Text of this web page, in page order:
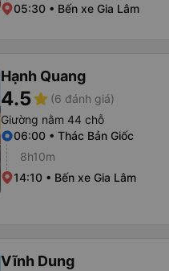
05:30 • Bến xe Gia Lâm
Hạnh Quang
4.5star (6 đánh giá)
Giường nằm 44 chỗ
06:00 • Thác Bản Giốc
8h10m
14:10 • Bến xe Gia Lâm
Vĩnh Dung